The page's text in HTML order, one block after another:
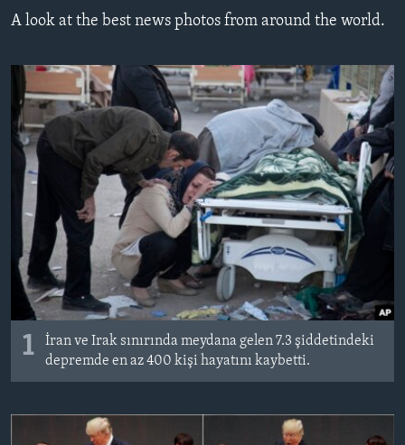
ULUSLARARASI
BİLİM VE TEKNOLOJİ
EKONOMİ
ÇEVRE
HAYATTAN
SANAT
AMERIKA'YA ÖZEL
MULTİMEDYA
VİDEO GALERİ
FOTO GALERİ
LEARNING ENGLISH
BIZI TAKIP EDIN
Diller
A look at the best news photos from around the world.
1
İran ve Irak sınırında meydana gelen 7.3 şiddetindeki
depremde en az 400 kişi hayatını kaybetti.​